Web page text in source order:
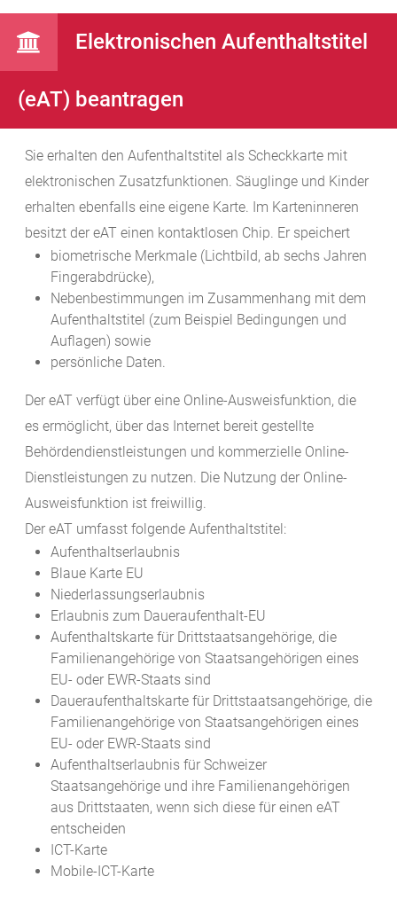
Elektronischen Aufenthaltstitel
(eAT) beantragen
Sie erhalten den Aufenthaltstitel als Scheckkarte mit
elektronischen Zusatzfunktionen. Säuglinge und Kinder
erhalten ebenfalls eine eigene Karte. Im Karteninneren
besitzt der eAT einen kontaktlosen Chip. Er speichert
biometrische Merkmale (Lichtbild, ab sechs Jahren
Fingerabdrücke),
Nebenbestimmungen im Zusammenhang mit dem
Aufenthaltstitel (zum Beispiel Bedingungen und
Auflagen) sowie
persönliche Daten.
Der eAT verfügt über eine Online-Ausweisfunktion, die
es ermöglicht, über das Internet bereit gestellte
Behördendienstleistungen und kommerzielle Online-
Dienstleistungen zu nutzen. Die Nutzung der Online-
Ausweisfunktion ist freiwillig.
Der eAT umfasst folgende Aufenthaltstitel:
Aufenthaltserlaubnis
Blaue Karte EU
Niederlassungserlaubnis
Erlaubnis zum Daueraufenthalt-EU
Aufenthaltskarte für Drittstaatsangehörige, die
Familienangehörige von Staatsangehörigen eines
EU- oder EWR-Staats sind
Daueraufenthaltskarte für Drittstaatsangehörige, die
Familienangehörige von Staatsangehörigen eines
EU- oder EWR-Staats sind
Aufenthaltserlaubnis für Schweizer
Staatsangehörige und ihre Familienangehörigen
aus Drittstaaten, wenn sich diese für einen eAT
entscheiden
ICT-Karte
Mobile-ICT-Karte